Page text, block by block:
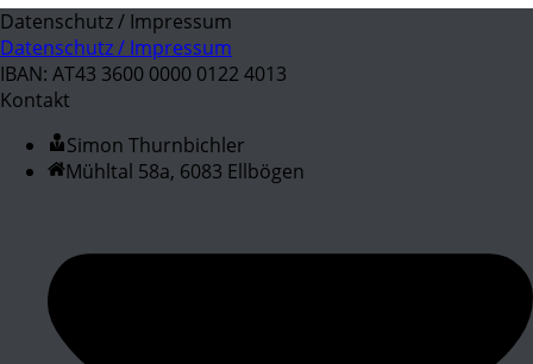
Datenschutz / Impressum
Datenschutz / Impressum
IBAN: AT43 3600 0000 0122 4013
Kontakt
Simon Thurnbichler
Mühltal 58a, 6083 Ellbögen